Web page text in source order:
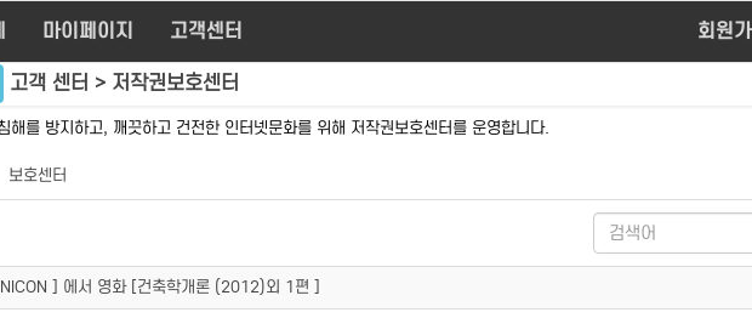
마이페이지 고객센터 회원
고객 센터 > 저작권보호센터
해를 방지하고, 깨끗하고 건전한 인터넷문화를 위해 저작권보호센터를 운영합니다.
보호센터
] 에서 영화 [건축학개론 (2012)외 1편 ]